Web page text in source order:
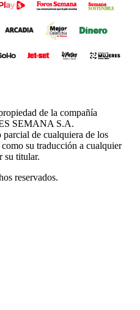
de la compañía
SEMANA S.A.
de cualquiera de los
su traducción a cualquier
su titular.
reservados.